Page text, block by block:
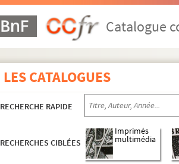
Catalogue
LES CATALOGUES
RECHERCHE RAPIDE
RECHERCHES CIBLÉES
Imprimés
multimédia